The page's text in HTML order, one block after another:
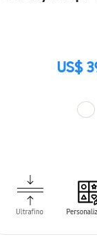
US$